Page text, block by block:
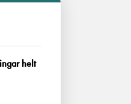
helt